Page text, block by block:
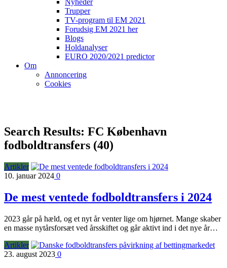
Nyheder
Trupper
TV-program til EM 2021
Forudsig EM 2021 her
Blogs
Holdanalyser
EURO 2020/2021 predictor
Om
Annoncering
Cookies
Search Results: FC København
fodboldtransfers (40)
Artikler
10. januar 2024 0
De mest ventede fodboldtransfers i 2024
2023 går på hæld, og et nyt år venter lige om hjørnet. Mange skaber
en masse nytårsforsæt ved årsskiftet og går aktivt ind i det nye år…
Artikler
23. august 2023 0